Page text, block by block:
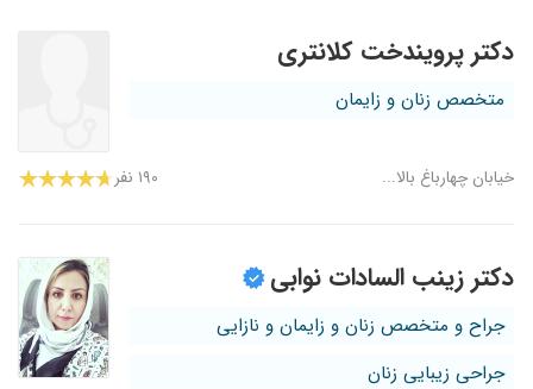
دکتر پرویندخت کلانتری
متخصص زنان و زایمان
خیابان چهارباغ بالا... ۱۹۰ نفر
دکتر زینب السادات نوابی
جراح و متخصص زنان و زایمان و نازایی
جراحی زیبایی زنان